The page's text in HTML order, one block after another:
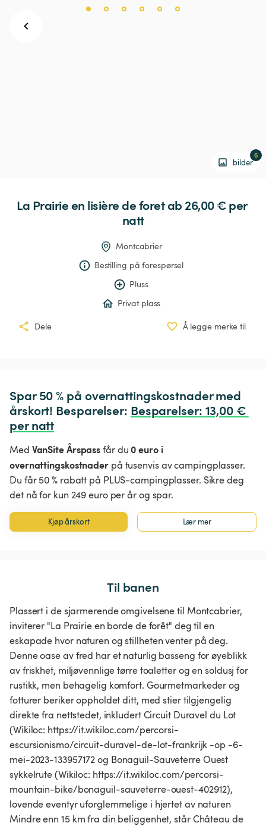
bilder
6
La Prairieen lisièredeforet ab 26,00 € per
natt
Montcabrier
Bestilling på forespørsel
Pluss
Privat plass
Dele Å legge merke til
Spar 50 % på overnattingskostnader med
årskort! Besparelser: Besparelser: 13,00 €
per natt
Med VanSite Årspassfår du0 euro i
overnattingskostnaderpå tusenvis av campingplasser.
Du får 50 % rabatt på PLUS-campingplasser. Sikre deg
det nå for kun 249 euro per år og spar.
Kjøp årskort Lær mer
Til banen
Plassert i de sjarmerende omgivelsene til Montcabrier,
inviterer "La Prairie en borde de forêt" deg til en
eskapade hvor naturen og stillheten venter på deg.
Denne oase av fred har et naturlig basseng for øyeblikk
av friskhet, miljøvennlige tørre toaletter og en soldusj for
rustikk, men behagelig komfort. Gourmetmarkeder og
fotturer beriker oppholdet ditt, med stier tilgjengelig
direkte fra nettstedet, inkludert Circuit Duravel du Lot
(Wikiloc: https://it.wikiloc.com/percorsi-
escursionismo/circuit-duravel-de-lot-frankrijk -op -6-
mei-2023-133957172 og Bonaguil-Sauveterre Ouest
sykkelrute (Wikiloc: https://it.wikiloc.com/percorsi-
mountain-bike/bonaguil-sauveterre-ouest-402912),
lovende eventyr uforglemmelige i hjertet av naturen
Mindre enn 15 km fra din beliggenhet, står Château de